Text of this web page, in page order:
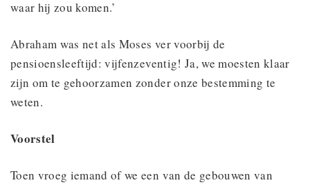
waar hij zou komen.’
Abraham was net als Moses ver voorbij de
pensioensleeftijd: vijfenzeventig! Ja, we moesten klaar
zijn om te gehoorzamen zonder onze bestemming te
weten.
Voorstel
Toen vroeg iemand of we een van de gebouwen van